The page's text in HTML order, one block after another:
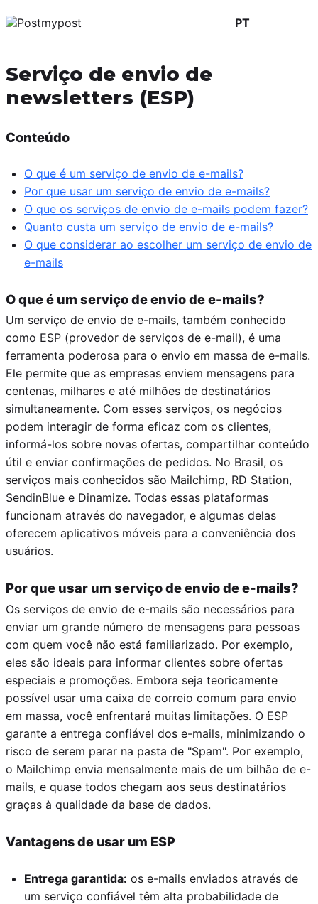
PT
Serviço de envio de
newsletters (ESP)
Conteúdo
O que é um serviço de envio de e-mails?
Por que usar um serviço de envio de e-mails?
O que os serviços de envio de e-mails podem fazer?
Quanto custa um serviço de envio de e-mails?
O que considerar ao escolher um serviço de envio de
e-mails
O que é um serviço de envio de e-mails?
Um serviço de envio de e-mails, também conhecido
como ESP (provedor de serviços de e-mail), é uma
ferramenta poderosa para o envio em massa de e-mails.
Ele permite que as empresas enviem mensagens para
centenas, milhares e até milhões de destinatários
simultaneamente. Com esses serviços, os negócios
podem interagir de forma eficaz com os clientes,
informá-los sobre novas ofertas, compartilhar conteúdo
útil e enviar confirmações de pedidos. No Brasil, os
serviços mais conhecidos são Mailchimp, RD Station,
SendinBlue e Dinamize. Todas essas plataformas
funcionam através do navegador, e algumas delas
oferecem aplicativos móveis para a conveniência dos
usuários.
Por que usar um serviço de envio de e-mails?
Os serviços de envio de e-mails são necessários para
enviar um grande número de mensagens para pessoas
com quem você não está familiarizado. Por exemplo,
eles são ideais para informar clientes sobre ofertas
especiais e promoções. Embora seja teoricamente
possível usar uma caixa de correio comum para envio
em massa, você enfrentará muitas limitações. O ESP
garante a entrega confiável dos e-mails, minimizando o
risco de serem parar na pasta de "Spam". Por exemplo,
o Mailchimp envia mensalmente mais de um bilhão de e-
mails, e quase todos chegam aos seus destinatários
graças à qualidade da base de dados.
Vantagens de usar um ESP
Entrega garantida: os e-mails enviados através de
um serviço confiável têm alta probabilidade de